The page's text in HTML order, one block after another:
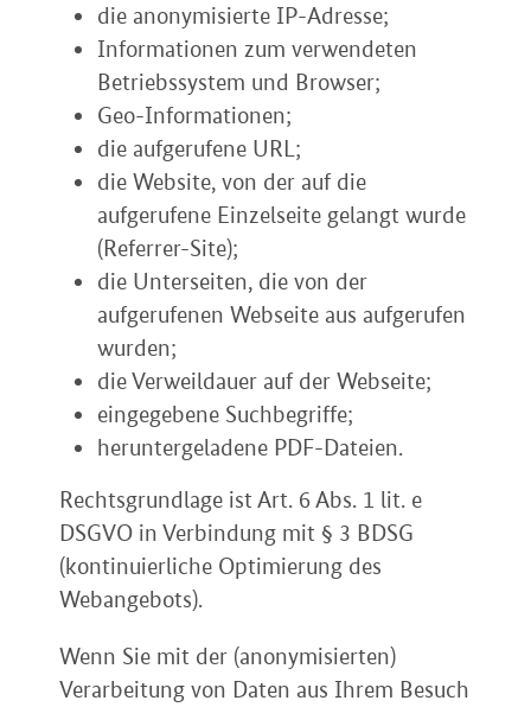
die anonymisierte IP-Adresse;
Informationen zum verwendeten
Betriebssystem und Browser;
Geo-Informationen;
die aufgerufene URL;
die Website, von der auf die
aufgerufene Einzelseite gelangt wurde
(Referrer-Site);
die Unterseiten, die von der
aufgerufenen Webseite aus aufgerufen
wurden;
die Verweildauer auf der Webseite;
eingegebene Suchbegriffe;
heruntergeladene PDF-Dateien.
Rechtsgrundlage ist Art. 6 Abs. 1 lit. e
DSGVO in Verbindung mit § 3 BDSG
(kontinuierliche Optimierung des
Webangebots).
Wenn Sie mit der (anonymisierten)
Verarbeitung von Daten aus Ihrem Besuch